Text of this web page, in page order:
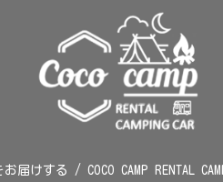
届けする / COCO CAMP RENTAL